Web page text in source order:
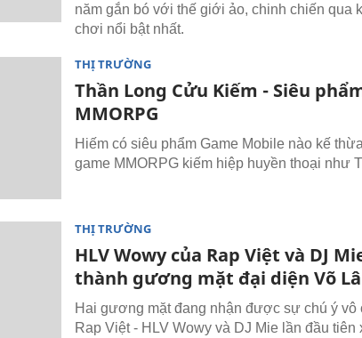
năm gắn bó với thế giới ảo, chinh chiến qua
chơi nổi bật nhất.
THỊ TRƯỜNG
Thần Long Cửu Kiếm - Siêu
MMORPG
Hiếm có siêu phẩm Game Mobile nào kế
game MMORPG kiếm hiệp huyền thoại như
THỊ TRƯỜNG
HLV Wowy của Rap Việt và DJ
thành gương mặt đại diện Võ
Hai gương mặt đang nhận được sự chú ý
Rap Việt - HLV Wowy và DJ Mie lần đầu